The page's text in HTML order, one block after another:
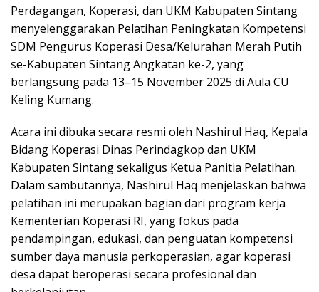
Perdagangan, Koperasi, dan UKM Kabupaten Sintang
menyelenggarakan Pelatihan Peningkatan Kompetensi
SDM Pengurus Koperasi Desa/Kelurahan Merah Putih
se-Kabupaten Sintang Angkatan ke-2, yang
berlangsung pada 13–15 November 2025 di Aula CU
Keling Kumang.
Acara ini dibuka secara resmi oleh Nashirul Haq, Kepala
Bidang Koperasi Dinas Perindagkop dan UKM
Kabupaten Sintang sekaligus Ketua Panitia Pelatihan.
Dalam sambutannya, Nashirul Haq menjelaskan bahwa
pelatihan ini merupakan bagian dari program kerja
Kementerian Koperasi RI, yang fokus pada
pendampingan, edukasi, dan penguatan kompetensi
sumber daya manusia perkoperasian, agar koperasi
desa dapat beroperasi secara profesional dan